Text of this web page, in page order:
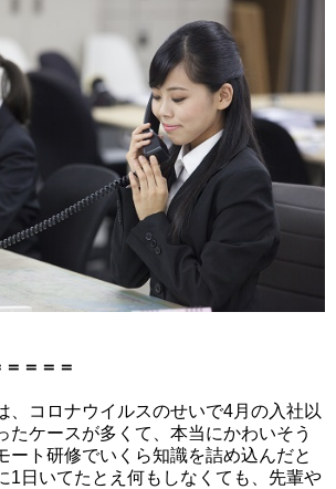
＝＝＝
コロナウイルスのせいで4月の入社以
たケースが多くて、本当にかわいそう
ート研修でいくら知識を詰め込んだと
1日いてたとえ何もしなくても、先輩や